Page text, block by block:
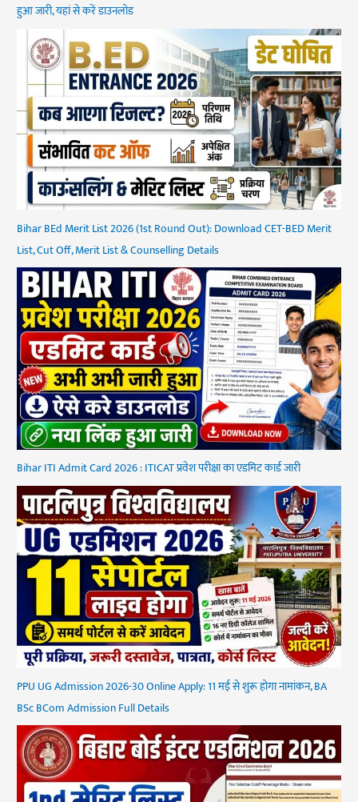
हुआ जारी, यहां से करें डाउनलोड
Bihar BEd Merit List 2026 (1st Round Out): Download CET-BED Merit
List, Cut Off, Merit List & Counselling Details
Bihar ITI Admit Card 2026 : ITICAT प्रवेश परीक्षा का एडमिट कार्ड जारी
PPU UG Admission 2026-30 Online Apply: 11 मई से शुरू होगा नामांकन, BA
BSc BCom Admission Full Details